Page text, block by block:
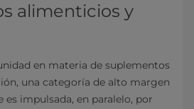
alimenticios y
en materia de suplementos
una categoría de alto margen
impulsada, en paralelo, por